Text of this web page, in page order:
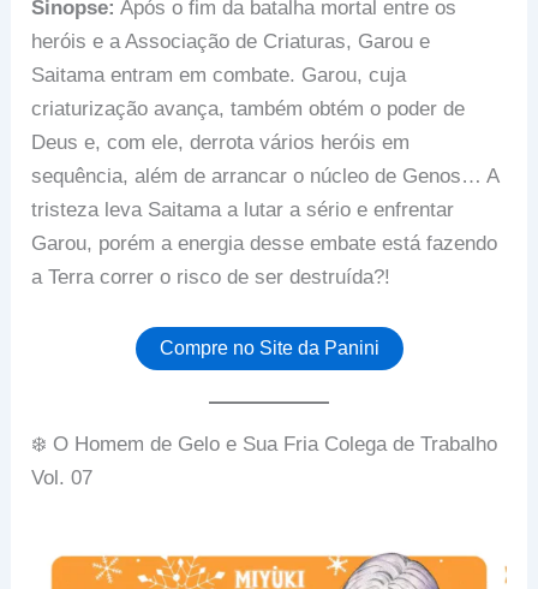
Sinopse: Após o fim da batalha mortal entre os
heróis e a Associação de Criaturas, Garou e
Saitama entram em combate. Garou, cuja
criaturização avança, também obtém o poder de
Deus e, com ele, derrota vários heróis em
sequência, além de arrancar o núcleo de Genos… A
tristeza leva Saitama a lutar a sério e enfrentar
Garou, porém a energia desse embate está fazendo
a Terra correr o risco de ser destruída?!
Compre no Site da Panini
❄️ O Homem de Gelo e Sua Fria Colega de Trabalho
Vol. 07